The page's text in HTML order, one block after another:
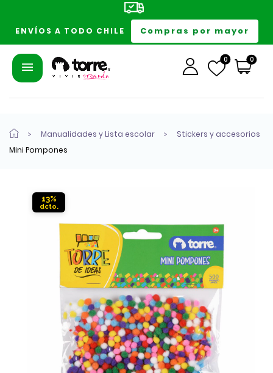
ENVÍOS A TODO CHILE Compras por mayor
0 0
Manualidades y Lista escolar
Stickers y accesorios
Mini Pompones
13%